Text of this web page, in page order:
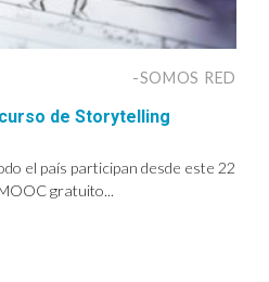
-SOMOS RED
de Storytelling
el país participan desde este 22
gratuito...